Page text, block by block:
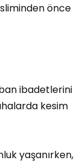
önce
ibadetlerini
kesim
yaşanırken,